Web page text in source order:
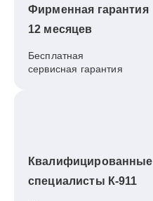
Фирменная гарантия
12 месяцев
Бесплатная
сервисная гарантия
Квалифицированные
специалисты К-911